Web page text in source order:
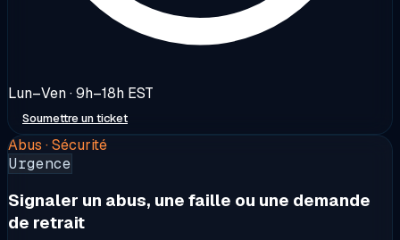
Lun–Ven · 9h–18h EST
Soumettre un ticket
Abus · Sécurité
Urgence
Signaler un abus, une faille ou une demande
de retrait